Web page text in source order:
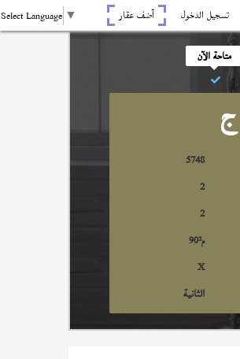
تسجيل الدخول أضف عقار Select Language ▼
متاحة الآن
ج
5748
2
2
90م²
X
الثانية